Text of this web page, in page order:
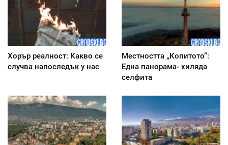
Хорър реалност: Какво се
случва напоследък у нас
Местността „Копитото“:
Една панорама- хиляда
селфита